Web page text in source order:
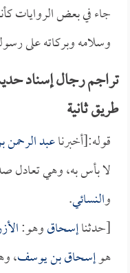
جاء في بعض الروايات
وسلامه وبركاته على
تراجم رجال إسناد
طريق ثانية
قوله:[أخبرناعبد
لا بأس به، وهي
والنسائي.
[حدثناإسحاقوهو:
هوإسحاق بن يوسف،